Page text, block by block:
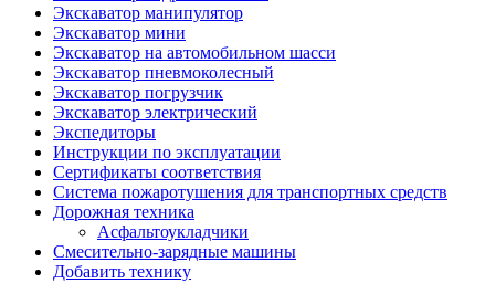
Экскаватор манипулятор
Экскаватор мини
Экскаватор на автомобильном шасси
Экскаватор пневмоколесный
Экскаватор погрузчик
Экскаватор электрический
Экспедиторы
Инструкции по эксплуатации
Сертификаты соответствия
Система пожаротушения для транспортных средств
Дорожная техника
Асфальтоукладчики
Смесительно-зарядные машины
Добавить технику